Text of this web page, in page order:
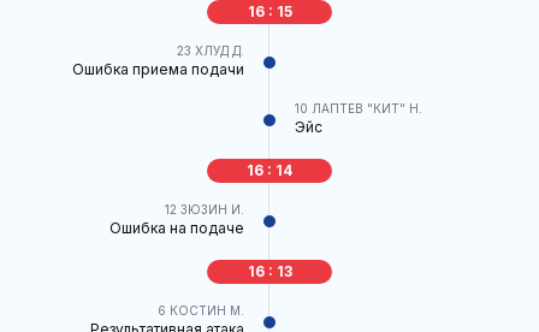
16 : 15
23 ХЛУД Д.
Ошибка приема подачи
10 ЛАПТЕВ "КИТ" Н.
Эйс
16 : 14
12 ЗЮЗИН И.
Ошибка на подаче
16 : 13
6 КОСТИН М.